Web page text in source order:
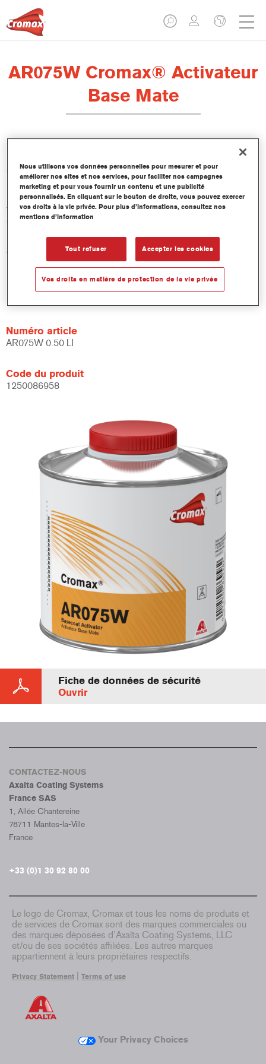
AR075W Cromax® Activateur
Base Mate
spécialement conçu pour être utilisé avec notre base mate
hydrodiluable Cromax haute qualité, haute productivité et
respectueuse de l'environnement, destinée à la réparation des
véhicules de tourisme, avec le vernis Ultra Performance Energy
Clear CC6700.
Caractéristiques du produit
Product Variant
Numéro article
AR075W 0.50 LI
Code du produit
1250086958
Fiche de données de sécurité
Ouvrir
CONTACTEZ-NOUS
Axalta Coating Systems
France SAS
1, Allée Chantereine
78711 Mantes-la-Ville
France
+33 (0)1 30 92 80 00
Le logo de Cromax, Cromax et tous les noms de produits et
de services de Cromax sont des marques commerciales ou
des marques déposées d’Axalta Coating Systems, LLC
et/ou de ses sociétés affiliées. Les autres marques
appartiennent à leurs propriétaires respectifs.
Privacy Statement Terms of use
Your Privacy Choices
Nous utilisons vos données personnelles pour mesurer et pour
améliorer nos sites et nos services, pour faciliter nos campagnes
marketing et pour vous fournir un contenu et une publicité
personnalisés. En cliquant sur le bouton de droite, vous pouvez exercer
vos droits à la vie privée. Pour plus d’informations, consultez nos
mentions d’information
Tout refuser Accepter les cookies
Vos droits en matière de protection de la vie privée